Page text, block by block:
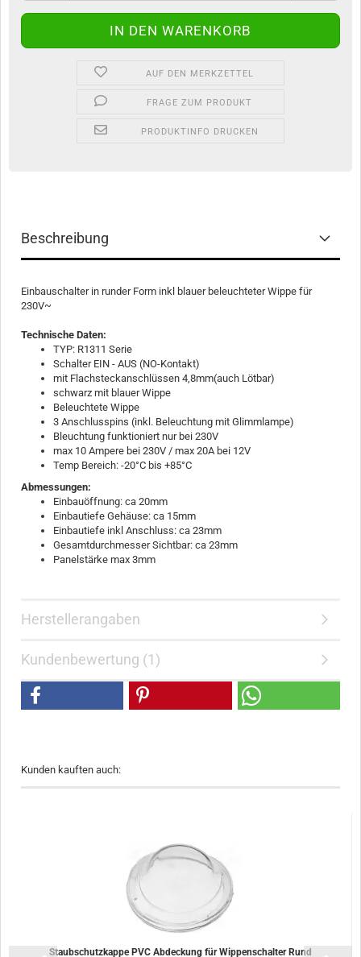
AUF DEN MERKZETTEL
FRAGE ZUM PRODUKT
PRODUKTINFO DRUCKEN
Beschreibung
Einbauschalter in runder Form inkl blauer beleuchteter Wippe für
230V~
Technische Daten:
TYP: R1311 Serie
Schalter EIN - AUS (NO-Kontakt)
mit Flachsteckanschlüssen 4,8mm(auch Lötbar)
schwarz mit blauer Wippe
Beleuchtete Wippe
3 Anschlusspins (inkl. Beleuchtung mit Glimmlampe)
Bleuchtung funktioniert nur bei 230V
max 10 Ampere bei 230V / max 20A bei 12V
Temp Bereich: -20°C bis +85°C
Abmessungen:
Einbauöffnung: ca 20mm
Einbautiefe Gehäuse: ca 15mm
Einbautiefe inkl Anschluss: ca 23mm
Gesamtdurchmesser Sichtbar: ca 23mm
Panelstärke max 3mm
Herstellerangaben
Kundenbewertung (1)
Kunden kauften auch:
Staubschutzkappe PVC Abdeckung für Wippenschalter Rund